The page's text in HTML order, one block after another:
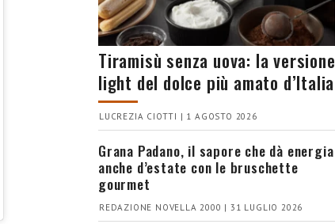
Tiramisù senza uova: la versione
light del dolce più amato d’Italia
LUCREZIA CIOTTI | 1 AGOSTO 2026
Grana Padano, il sapore che dà energia
anche d’estate con le bruschette
gourmet
REDAZIONE NOVELLA 2000 | 31 LUGLIO 2026